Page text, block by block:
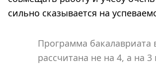
сильно сказывается на
Программа бакалавриата
рассчитана не на 4, а на 3